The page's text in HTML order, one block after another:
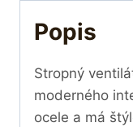
Popis
Stropný
moderného
ocele a má